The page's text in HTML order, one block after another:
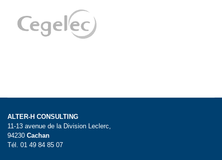
ALTER-H CONSULTING
11-13 avenue de la Division Leclerc,
94230 Cachan
Tél. 01 49 84 85 07